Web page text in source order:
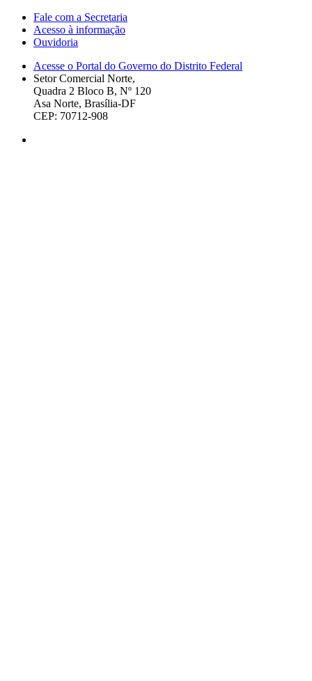
Fale com a Secretaria
Acesso à informação
Ouvidoria
Acesse o Portal do Governo do Distrito Federal
Setor Comercial Norte,
Quadra 2 Bloco B, Nº 120
Asa Norte, Brasília-DF
CEP: 70712-908